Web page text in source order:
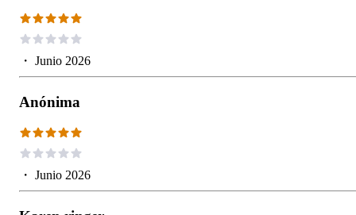
・ Junio 2026
Anónima
・ Junio 2026